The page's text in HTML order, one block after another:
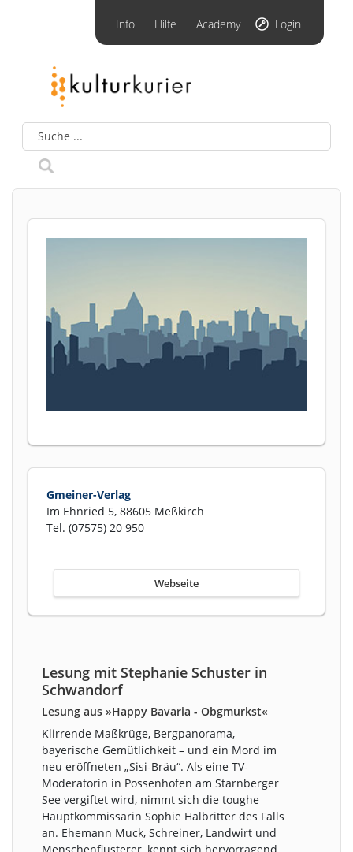
Info Hilfe Academy Login
Gmeiner-Verlag
Im Ehnried 5, 88605 Meßkirch
Tel. (07575) 20 950
Webseite
Lesung mit Stephanie Schuster in
Schwandorf
Lesung aus »Happy Bavaria - Obgmurkst«
Klirrende Maßkrüge, Bergpanorama,
bayerische Gemütlichkeit – und ein Mord im
neu eröffneten „Sisi-Bräu“. Als eine TV-
Moderatorin in Possenhofen am Starnberger
See vergiftet wird, nimmt sich die toughe
Hauptkommissarin Sophie Halbritter des Falls
an. Ehemann Muck, Schreiner, Landwirt und